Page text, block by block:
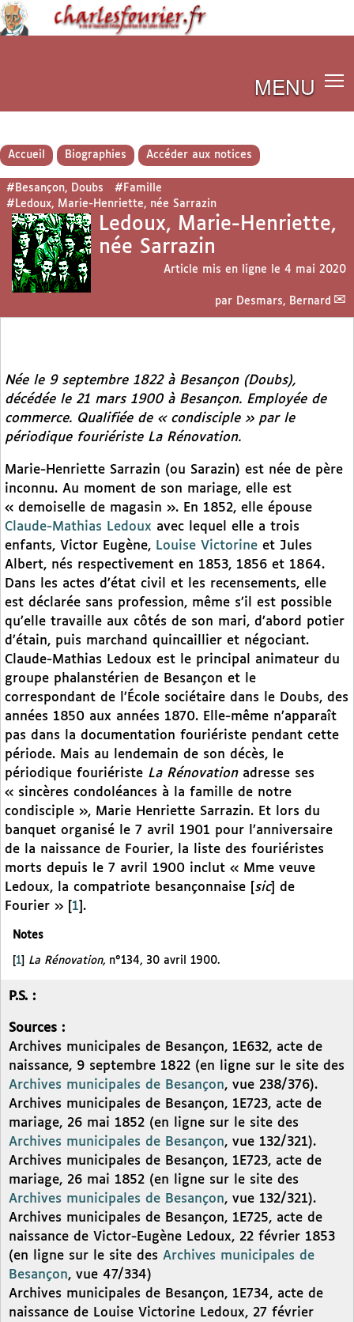
MENU
Accueil Biographies Accéder aux notices
#Besançon, Doubs
#Famille
#Ledoux, Marie-Henriette, née Sarrazin
Ledoux, Marie-Henriette,
née Sarrazin
Article mis en ligne le 4 mai 2020
par Desmars, Bernard
Née le 9 septembre 1822 à Besançon (Doubs),
décédée le 21 mars 1900 à Besançon. Employée de
commerce. Qualifiée de « condisciple » par le
périodique fouriériste La Rénovation.
Marie-Henriette Sarrazin (ou Sarazin) est née de père
inconnu. Au moment de son mariage, elle est
« demoiselle de magasin ». En 1852, elle épouse
Claude-Mathias Ledoux avec lequel elle a trois
enfants, Victor Eugène, Louise Victorine et Jules
Albert, nés respectivement en 1853, 1856 et 1864.
Dans les actes d’état civil et les recensements, elle
est déclarée sans profession, même s’il est possible
qu’elle travaille aux côtés de son mari, d’abord potier
d’étain, puis marchand quincaillier et négociant.
Claude-Mathias Ledoux est le principal animateur du
groupe phalanstérien de Besançon et le
correspondant de l’École sociétaire dans le Doubs, des
années 1850 aux années 1870. Elle-même n’apparaît
pas dans la documentation fouriériste pendant cette
période. Mais au lendemain de son décès, le
périodique fouriériste La Rénovation adresse ses
« sincères condoléances à la famille de notre
condisciple », Marie Henriette Sarrazin. Et lors du
banquet organisé le 7 avril 1901 pour l’anniversaire
de la naissance de Fourier, la liste des fouriéristes
morts depuis le 7 avril 1900 inclut « Mme veuve
Ledoux, la compatriote besançonnaise [ sic] de
Fourier »
1 .
Notes
1 La Rénovation, n°134, 30 avril 1900.
P.S. :
Sources :
Archives municipales de Besançon, 1E632, acte de
naissance, 9 septembre 1822 (en ligne sur le site des
Archives municipales de Besançon, vue 238/376).
Archives municipales de Besançon, 1E723, acte de
mariage, 26 mai 1852 (en ligne sur le site des
Archives municipales de Besançon, vue 132/321).
Archives municipales de Besançon, 1E723, acte de
mariage, 26 mai 1852 (en ligne sur le site des
Archives municipales de Besançon, vue 132/321).
Archives municipales de Besançon, 1E725, acte de
naissance de Victor-Eugène Ledoux, 22 février 1853
(en ligne sur le site des Archives municipales de
Besançon, vue 47/334)
Archives municipales de Besançon, 1E734, acte de
naissance de Louise Victorine Ledoux, 27 février